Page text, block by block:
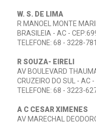
W. S. DE LIMA
R MANOEL MONTE
BRASILEIA - AC -
TELEFONE: 68 - 3228-
R SOUZA- EIRELI
AV BOULEVARD
CRUZEIRO DO SUL - AC
TELEFONE: 68 - 3223-
A C CESAR XIMENES
AV MARECHAL